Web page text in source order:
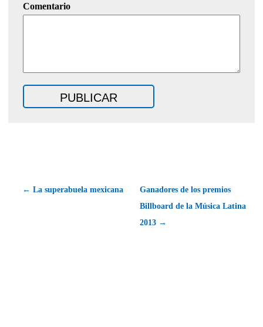
Comentario
← La superabuela mexicana
Ganadores de los premios
Billboard de la Música Latina
2013 →